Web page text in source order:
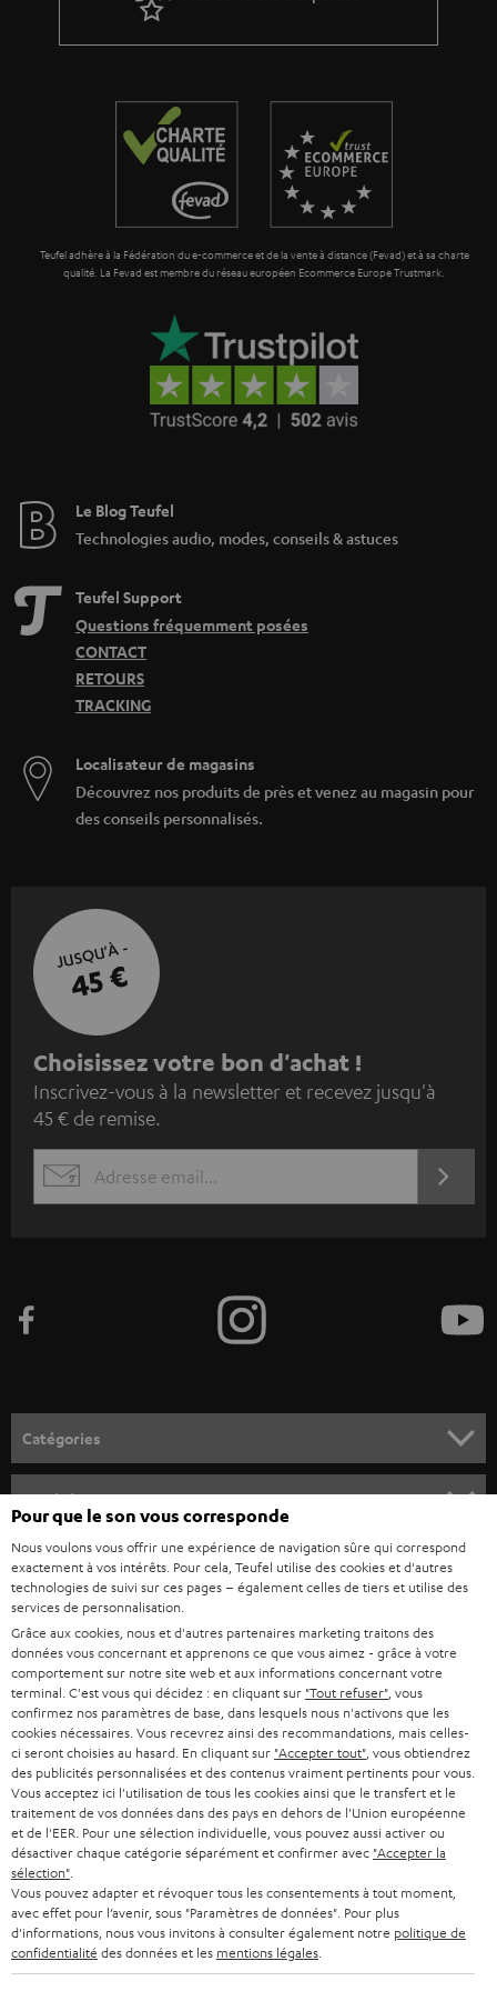
é
i
t
n
a
a
r
i
Teufel adhère à la Fédération du e-commerce et de la vente à distance (Fevad) et à sa charte
qualité. La Fevad est membre du réseau européen Ecommerce Europe Trustmark.
Le Blog Teufel
Technologies audio, modes, conseils & astuces
Teufel Support
Questions fréquemment posées
CONTACT
RETOURS
TRACKING
Localisateur de magasins
Découvrez nos produits de près et venez au magasin pour
des conseils personnalisés.
JUSQU'À -
45 €
I
n
s
c
r
z
o
u
s
à
l
a
n
e
w
s
l
e
t
t
e
r
Choisissez votre bon d'achat !
Inscrivez-vous à la newsletter et recevez jusqu'à
45 € de remise.
EMAIL
Catégories
BARRES DE SON
STEREO
SMART HOME
BLUETOOTH
CASQUES AUDIO
CASQUES BLUETOOTH AUDIO
SYSTEMES COMPLETS
ENCEINTES
ULTIMA
Société
SUPPORT
CARRIÈRE
PRESSE
B2B
NEWSLETTER
MAGASINS
AVANTAGES D’ACHAT
L’HISTOIRE DE TEUFEL
Boutiques en ligne Teufel
ALLEMAGNE
AUTRICHE
SUISSE
PAYS-BAS
BELGIQUE
FRANCE
POLOGNE
Pour que le son vous corresponde
Nous voulons vous offrir une expérience de navigation sûre qui correspond
exactement à vos intérêts. Pour cela, Teufel utilise des cookies et d'autres
technologies de suivi sur ces pages – également celles de tiers et utilise des
services de personnalisation.
Grâce aux cookies, nous et d'autres partenaires marketing traitons des
données vous concernant et apprenons ce que vous aimez - grâce à votre
comportement sur notre site web et aux informations concernant votre
terminal. C'est vous qui décidez : en cliquant sur "Tout refuser" , vous
confirmez nos paramètres de base, dans lesquels nous n'activons que les
cookies nécessaires. Vous recevrez ainsi des recommandations, mais celles-
ci seront choisies au hasard. En cliquant sur "Accepter tout" , vous obtiendrez
des publicités personnalisées et des contenus vraiment pertinents pour vous.
Vous acceptez ici l'utilisation de tous les cookies ainsi que le transfert et le
traitement de vos données dans des pays en dehors de l'Union européenne
et de l'EER. Pour une sélection individuelle, vous pouvez aussi activer ou
désactiver chaque catégorie séparément et confirmer avec "Accepter la
sélection"
Vous pouvez adapter et révoquer tous les consentements à tout moment,
avec effet pour l’avenir, sous "Paramètres de données". Pour plus
d'informations, nous vous invitons à consulter également notre politique de
confidentialité des données et les mentions légales